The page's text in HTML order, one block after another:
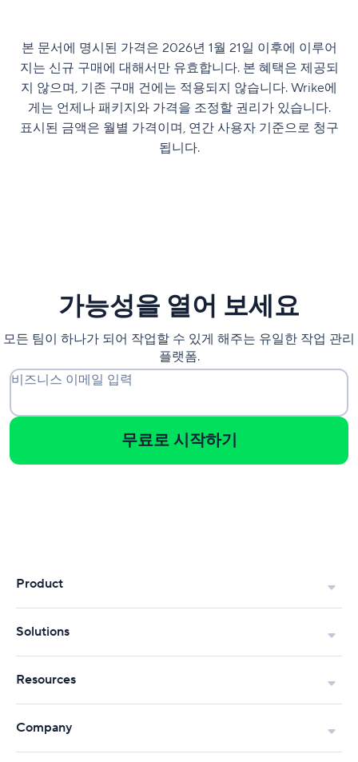
본 문서에 명시된 가격은 2026년 1월 21일 이후에 이루어
지는 신규 구매에 대해서만 유효합니다. 본 혜택은 제공되
지 않으며, 기존 구매 건에는 적용되지 않습니다. Wrike에
게는 언제나 패키지와 가격을 조정할 권리가 있습니다.
표시된 금액은 월별 가격이며, 연간 사용자 기준으로 청구
됩니다.
가능성을 열어 보세요
모든 팀이 하나가 되어 작업할 수 있게 해주는 유일한 작업 관리
플랫폼.
비즈니스 이메일 입력
무료로 시작하기
Product
Solutions
Resources
Company